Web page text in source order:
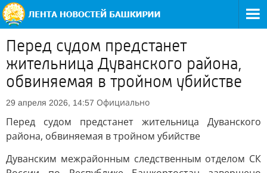
Перед судом предстанет
жительница Дуванского района,
обвиняемая в тройном убийстве
29 апреля 2026, 14:57 Официально
Перед судом предстанет жительница Дуванского
района, обвиняемая в тройном убийстве
Дуванским межрайонным следственным отделом СК